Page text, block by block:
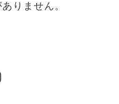
りません。